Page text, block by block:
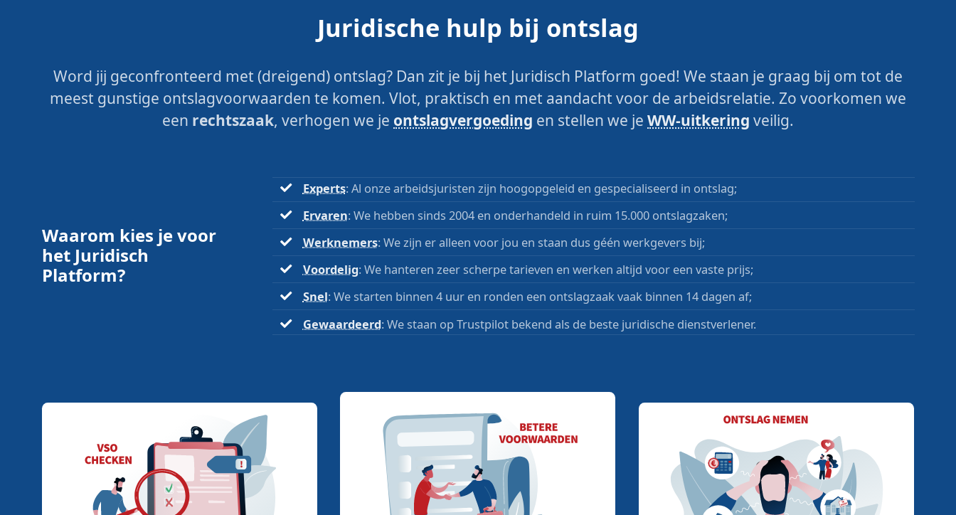
Juridische hulp bij ontslag
Word jij geconfronteerd met (dreigend) ontslag? Dan zit je bij het Juridisch Platform goed! We staan je graag bij om tot de
meest gunstige ontslagvoorwaarden te komen. Vlot, praktisch en met aandacht voor de arbeidsrelatie. Zo voorkomen we
een rechtszaak, verhogen we je ontslagvergoeding en stellen we je WW-uitkering veilig.
Waarom kies je voor
het Juridisch
Platform?
Experts: Al onze arbeidsjuristen zijn hoogopgeleid en gespecialiseerd in ontslag;
Ervaren: We hebben sinds 2004 en onderhandeld in ruim 15.000 ontslagzaken;
Werknemers: We zijn er alleen voor jou en staan dus géén werkgevers bij;
Voordelig: We hanteren zeer scherpe tarieven en werken altijd voor een vaste prijs;
Snel: We starten binnen 4 uur en ronden een ontslagzaak vaak binnen 14 dagen af;
Gewaardeerd: We staan op Trustpilot bekend als de beste juridische dienstverlener.